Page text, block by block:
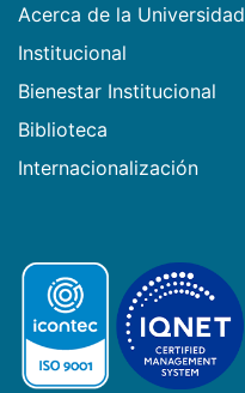
Acerca de la Universidad
Institucional
Bienestar Institucional
Biblioteca
Internacionalización